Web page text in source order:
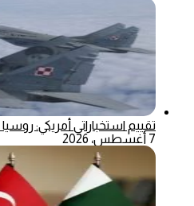
تقييم استخباراتي أمريكي: روسيا قد
7 أغسطس، 2026